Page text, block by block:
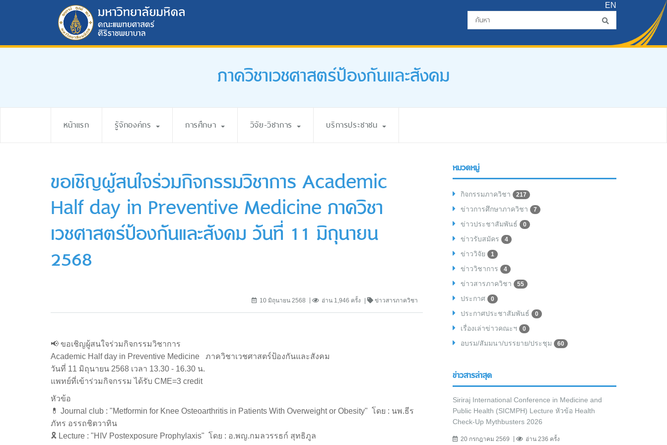
EN
ภาควิชาเวชศาสตร์ป้องกันและสังคม
หน้าแรก รู้จักองค์กร การศึกษา วิจัย-วิชาการ บริการประชาชน
ขอเชิญผู้สนใจร่วมกิจกรรมวิชาการ Academic
Half day in Preventive Medicine ภาควิชา
เวชศาสตร์ป้องกันและสังคม วันที่ 11 มิถุนายน
2568
10 มิถุนายน 2568 อ่าน 1,946 ครั้ง ข่าวสารภาควิชา
📢 ขอเชิญผู้สนใจร่วมกิจกรรมวิชาการ
Academic Half day in Preventive Medicine ภาควิชาเวชศาสตร์ป้องกันและสังคม
วันที่ 11 มิถุนายน 2568 เวลา 13.30 - 16.30 น.
แพทย์ที่เข้าร่วมกิจกรรม ได้รับ CME=3 credit
หัวข้อ
💊 Journal club : "Metformin for Knee Osteoarthritis in Patients With Overweight or Obesity" โดย : นพ.ธีร
ภัทร อรรถชิตวาทิน
🎗 Lecture : "HIV Postexposure Prophylaxis" โดย : อ.พญ.กมลวรรธก์ สุทธิภูล
หมวดหมู่
กิจกรรมภาควิชา 217
ข่าวการศึกษาภาควิชา 7
ข่าวประชาสัมพันธ์ 0
ข่าวรับสมัคร 4
ข่าววิจัย 1
ข่าววิชาการ 4
ข่าวสารภาควิชา 55
ประกาศ 0
ประกาศประชาสัมพันธ์ 0
เรื่องเล่าข่าวคณะฯ 0
อบรม/สัมมนา/บรรยาย/ประชุม 60
ข่าวสารล่าสุด
Siriraj International Conference in Medicine and
Public Health (SICMPH) Lecture หัวข้อ Health
Check-Up Mythbusters 2026
20 กรกฎาคม 2569 อ่าน 236 ครั้ง